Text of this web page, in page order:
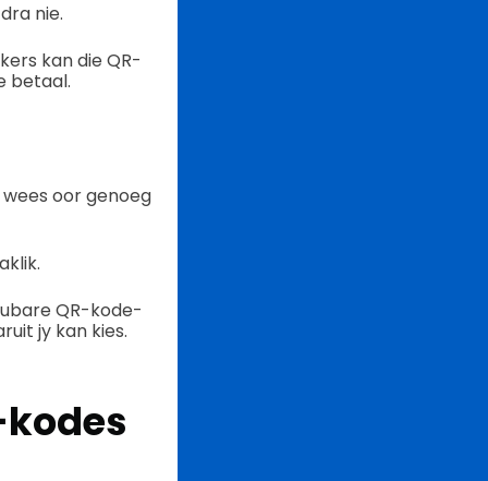
nie.
kan die QR-
betaal.
oor genoeg
QR-kode-
jy kan kies.